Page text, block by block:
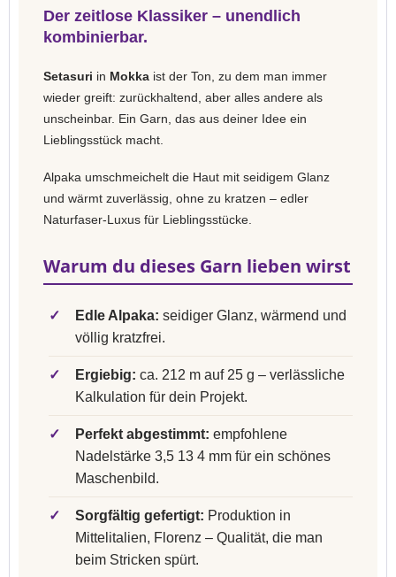
Der zeitlose Klassiker – unendlich
kombinierbar.
Setasuri in Mokka ist der Ton, zu dem man immer
wieder greift: zurückhaltend, aber alles andere als
unscheinbar. Ein Garn, das aus deiner Idee ein
Lieblingsstück macht.
Alpaka umschmeichelt die Haut mit seidigem Glanz
und wärmt zuverlässig, ohne zu kratzen – edler
Naturfaser-Luxus für Lieblingsstücke.
Warum du dieses Garn lieben wirst
✓ Edle Alpaka: seidiger Glanz, wärmend und
völlig kratzfrei.
✓ Ergiebig: ca. 212 m auf 25 g – verlässliche
Kalkulation für dein Projekt.
✓ Perfekt abgestimmt: empfohlene
Nadelstärke 3,5 13 4 mm für ein schönes
Maschenbild.
✓ Sorgfältig gefertigt: Produktion in
Mittelitalien, Florenz – Qualität, die man
beim Stricken spürt.